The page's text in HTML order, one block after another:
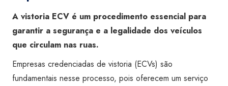
A vistoria ECV é um procedimento essencial para
garantir a segurança e a legalidade dos veículos
que circulam nas ruas.
Empresas credenciadas de vistoria (ECVs) são
fundamentais nesse processo, pois oferecem um serviço